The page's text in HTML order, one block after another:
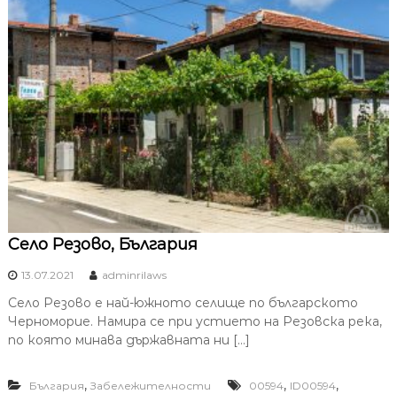
Село Резово, България
13.07.2021 adminrilaws
Село Резово е най-южното селище по българското
Черноморие. Намира се при устието на Резовска река,
по която минава държавната ни […]
България, Забележителности 00594, ID00594,